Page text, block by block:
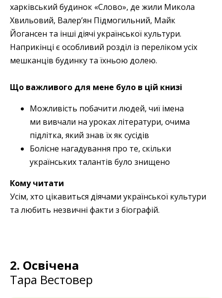
харківський будинок «Слово», де жили Микола
Хвильовий, Валер’ян Підмогильний, Майк
Йогансен та інші діячі української культури.
Наприкінці є особливий розділ із переліком усіх
мешканців будинку та їхньою долею.
Що важливого для мене було в цій книзі
Можливість побачити людей, чиї імена
ми вивчали на уроках літератури, очима
підлітка, який знав їх як сусідів
Болісне нагадування про те, скільки
українських талантів було знищено
Кому читати
Усім, хто цікавиться діячами української культури
та любить незвичні факти з біографій.
2. Освічена
Тара Вестовер